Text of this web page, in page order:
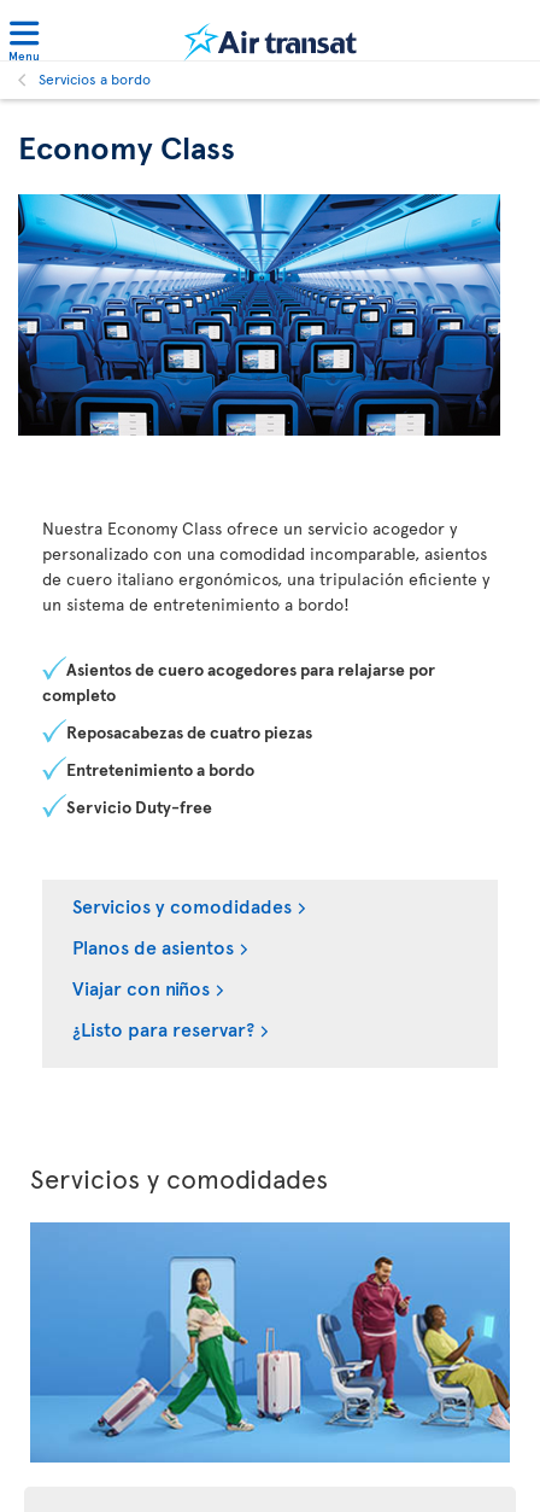
Menu
Servicios a bordo
Economy Class
Nuestra Economy Class ofrece un servicio acogedor y
personalizado con una comodidad incomparable, asientos
de cuero italiano ergonómicos, una tripulación eficiente y
un sistema de entretenimiento a bordo!
Asientos de cuero acogedores para relajarse por
completo
Reposacabezas de cuatro piezas
Entretenimiento a bordo
Servicio Duty-free
Servicios y comodidades
Planos de asientos
Viajar con niños
¿Listo para reservar?
Servicios y comodidades